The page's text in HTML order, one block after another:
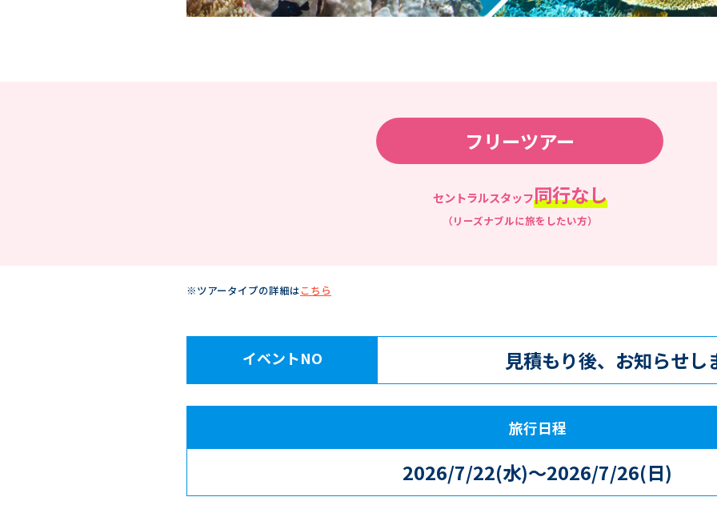
フリーツアー
セントラルスタッフ同行なし
（リーズナブルに旅をしたい方）
※ツアータイプの詳細はこちら
イベントNO 見積もり後、お知らせし
旅行日程
2026/7/22(水)～2026/7/26(日)